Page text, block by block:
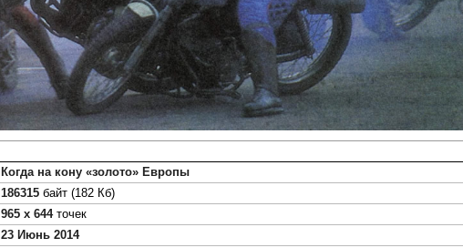
Когда на кону «золото» Европы
186315 байт (182 Кб)
965 x 644точек
23 Июнь 2014